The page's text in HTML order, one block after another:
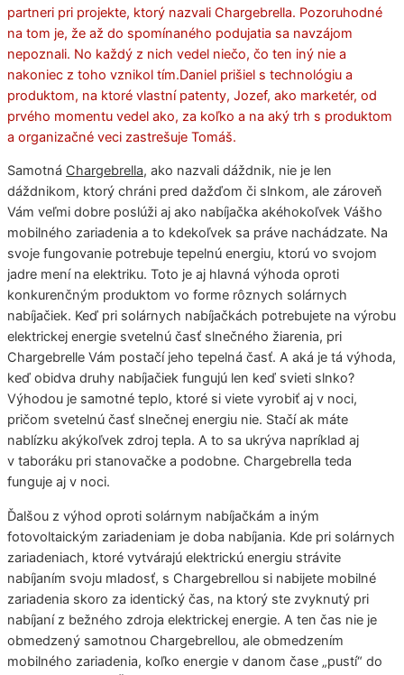
partneri pri projekte, ktorý nazvali Chargebrella. Pozoruhodné
na tom je, že až do spomínaného podujatia sa navzájom
nepoznali. No každý z nich vedel niečo, čo ten iný nie a
nakoniec z toho vznikol tím.Daniel prišiel s technológiu a
produktom, na ktoré vlastní patenty, Jozef, ako marketér, od
prvého momentu vedel ako, za koľko a na aký trh s produktom
a organizačné veci zastrešuje Tomáš.
Samotná Chargebrella, ako nazvali dáždnik, nie je len
dáždnikom, ktorý chráni pred dažďom či slnkom, ale zároveň
Vám veľmi dobre poslúži aj ako nabíjačka akéhokoľvek Vášho
mobilného zariadenia a to kdekoľvek sa práve nachádzate. Na
svoje fungovanie potrebuje tepelnú energiu, ktorú vo svojom
jadre mení na elektriku. Toto je aj hlavná výhoda oproti
konkurenčným produktom vo forme rôznych solárnych
nabíjačiek. Keď pri solárnych nabíjačkách potrebujete na výrobu
elektrickej energie svetelnú časť slnečného žiarenia, pri
Chargebrelle Vám postačí jeho tepelná časť. A aká je tá výhoda,
keď obidva druhy nabíjačiek fungujú len keď svieti slnko?
Výhodou je samotné teplo, ktoré si viete vyrobiť aj v noci,
pričom svetelnú časť slnečnej energiu nie. Stačí ak máte
nablízku akýkoľvek zdroj tepla. A to sa ukrýva napríklad aj
v taboráku pri stanovačke a podobne. Chargebrella teda
funguje aj v noci.
Ďalšou z výhod oproti solárnym nabíjačkám a iným
fotovoltaickým zariadeniam je doba nabíjania. Kde pri solárnych
zariadeniach, ktoré vytvárajú elektrickú energiu strávite
nabíjaním svoju mladosť, s Chargebrellou si nabijete mobilné
zariadenia skoro za identický čas, na ktorý ste zvyknutý pri
nabíjaní z bežného zdroja elektrickej energie. A ten čas nie je
obmedzený samotnou Chargebrellou, ale obmedzením
mobilného zariadenia, koľko energie v danom čase „pustí“ do